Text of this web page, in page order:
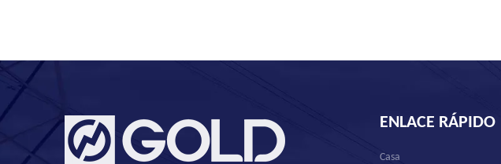
ENLACE RÁPIDO
Casa